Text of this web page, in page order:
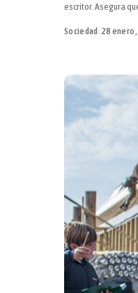
escritor. Asegura
Sociedad 28